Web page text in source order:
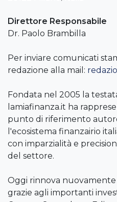
Direttore Responsabile
Dr. Paolo Brambilla
Per inviare comunicati
redazione alla mail:
Fondata nel 2005 la
lamiafinanza.it ha
punto di riferimento
l'ecosistema finanzairio
con imparzialità e
del settore.
Oggi rinnova
grazie agli importanti